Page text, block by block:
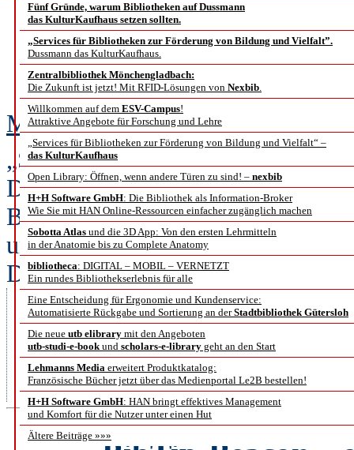
Fünf Gründe, warum Bibliotheken auf Dussmann
das KulturKaufhaus setzen sollten.
„Services für Bibliotheken zur Förderung von Bildung und Vielfalt”.
Dussmann das KulturKaufhaus.
Zentralbibliothek Mönchengladbach:
Die Zukunft ist jetzt! Mit RFID-Lösungen von Nexbib.
Willkommen auf dem ESV-Campus!
Attraktive Angebote für Forschung und Lehre
„Services für Bibliotheken zur Förderung von Bildung und Vielfalt“ –
das KulturKaufhaus
Open Library: Öffnen, wenn andere Türen zu sind! – nexbib
H+H Software GmbH: Die Bibliothek als Information-Broker
Wie Sie mit HAN Online-Ressourcen einfacher zugänglich machen
Sobotta Atlas und die 3D App: Von den ersten Lehrmitteln
in der Anatomie bis zu Complete Anatomy
bibliotheca: DIGITAL – MOBIL – VERNETZT
Ein rundes Bibliothekserlebnis für alle
Eine Entscheidung für Ergonomie und Kundenservice:
Automatisierte Rückgabe und Sortierung an derStadtbibliothek Gütersloh
Die neue utb elibrary mit den Angeboten
utb-studi-e-bookund scholars-e-library geht an den Start
Lehmanns Media erweitert Produktkatalog:
Französische Bücher jetzt über das Medienportal Le2B bestellen!
H+H Software GmbH: HAN bringt effektives Management
und Komfort für die Nutzer unter einen Hut
Ältere Beiträge »»»
Wie
Erfahrungen
Matthias Töwe
„Sind Forschungsdaten ein
Diese oder ähnlich formulierte
Bibliotheken in den
und Forschung haben diese
Dienstleistungen zum
Forschungsdatenmanagement
zu finden. Welche Aspekte
Voraussetzungen ab, so dass
verbundenen